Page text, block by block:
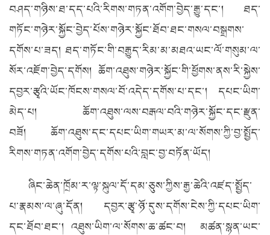
བཤད་གཉིས་ཐ་དད་པའི་རིགས་གཏན་འགོག་བྱེད་རྒྱུ་དང་། ཐད་
གཏོང་གཉེར་སྐྱོང་བྱེད་པོས་གཉེར་སྐྱོང་ཐོབ་ཐང་གསལ་བསྒྲགས་
དགོས་པ་ཟད། ཐད་གཏོང་གི་བརྒྱུད་རིམ་མ་མཐའ་ཡང་ལོ་གསུམ་ལ་
སོར་འཇོག་བྱེད་དགོས། ཆོག་འཐུས་གཉེར་སྐྱོང་གི་ཕྱོགས་ནས་རི་སྐྱེས་
དབྱར་རྩྭའི་ཡོང་ཁོངས་གསལ་བོ་འདེད་དགོས་པ་དང་། དཔང་ཡིག་
མེད་པ། ཆོག་འཐུས་ལས་བརྒལ་བའི་གཉེར་སྐྱོང་དང་རྫུན་
བཟོ། ཆོག་འཐུས་དང་དཔང་ཡིག་གཡར་མ་ལ་སོགས་ཀྱི་བྱ་སྤྱོད་
རིགས་གཏན་འགོག་བྱེད་དགོས་པའི་བླང་བྱ་བཏོན་ཡོད།
ཞིང་ཆེན་ཁྲོམ་ར་ལྟ་སྐུལ་དོ་དམ་ཅུས་ཀྱིས་རྒྱ་ཆེའི་འཛད་སྤྱོད་
པ་རྣམས་ལ་ཞུ་དོན། དབྱར་རྩྭ་ཉོ་དུས་དགོས་ངེས་ཀྱི་དཔང་ཡིག་
དང་ཐོབ་ཐང་། འཐུས་ཡིག་ལ་སོགས་ཆ་ཚང་བ། མཚན་སྙན་ཡང་